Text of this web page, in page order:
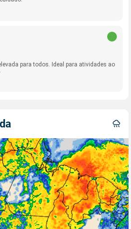
para todos. Ideal para atividades ao